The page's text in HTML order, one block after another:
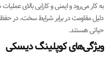
به کار می‌رود و ایمنی و کارایی بالای
دلیل مقاومت در برابر شرایط سخت، در
حیاتی هستند.
ویژگی‌های کوپلینگ دیسکی